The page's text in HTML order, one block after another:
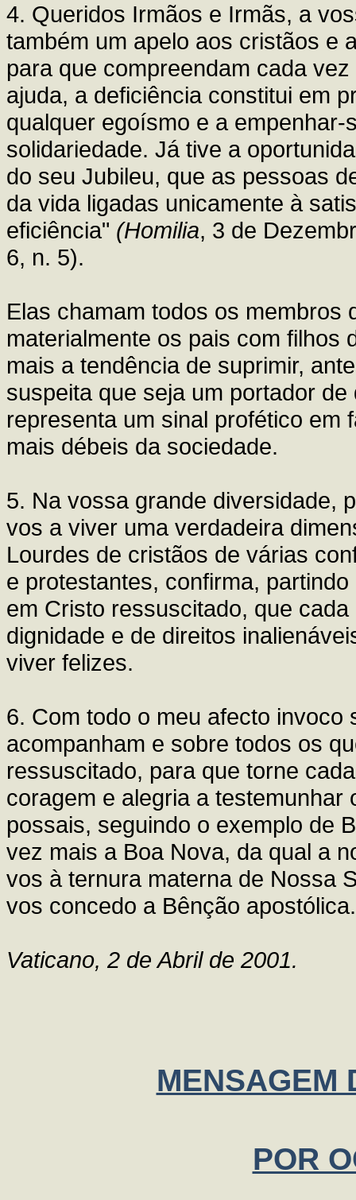
4. Queridos Irmãos e Irmãs, a
também um apelo aos cristãos e
para que compreendam cada
ajuda, a deficiência constitui em
qualquer egoísmo e a
solidariedade. Já tive a
do seu Jubileu, que as pessoas
da vida ligadas unicamente à
eficiência" (Homilia, 3 de
6, n. 5).
Elas chamam todos os membros
materialmente os pais com filhos
mais a tendência de suprimir,
suspeita que seja um portador
representa um sinal profético em
mais débeis da sociedade.
5. Na vossa grande diversidade,
vos a viver uma verdadeira
Lourdes de cristãos de várias
e protestantes, confirma,
em Cristo ressuscitado, que
dignidade e de direitos
viver felizes.
6. Com todo o meu afecto
acompanham e sobre todos os
ressuscitado, para que torne
coragem e alegria a
possais, seguindo o exemplo de
vez mais a Boa Nova, da qual a
vos à ternura materna de Nossa
vos concedo a Bênção apostólica.
Vaticano, 2 de Abril de 2001.
MENSAGEM
POR